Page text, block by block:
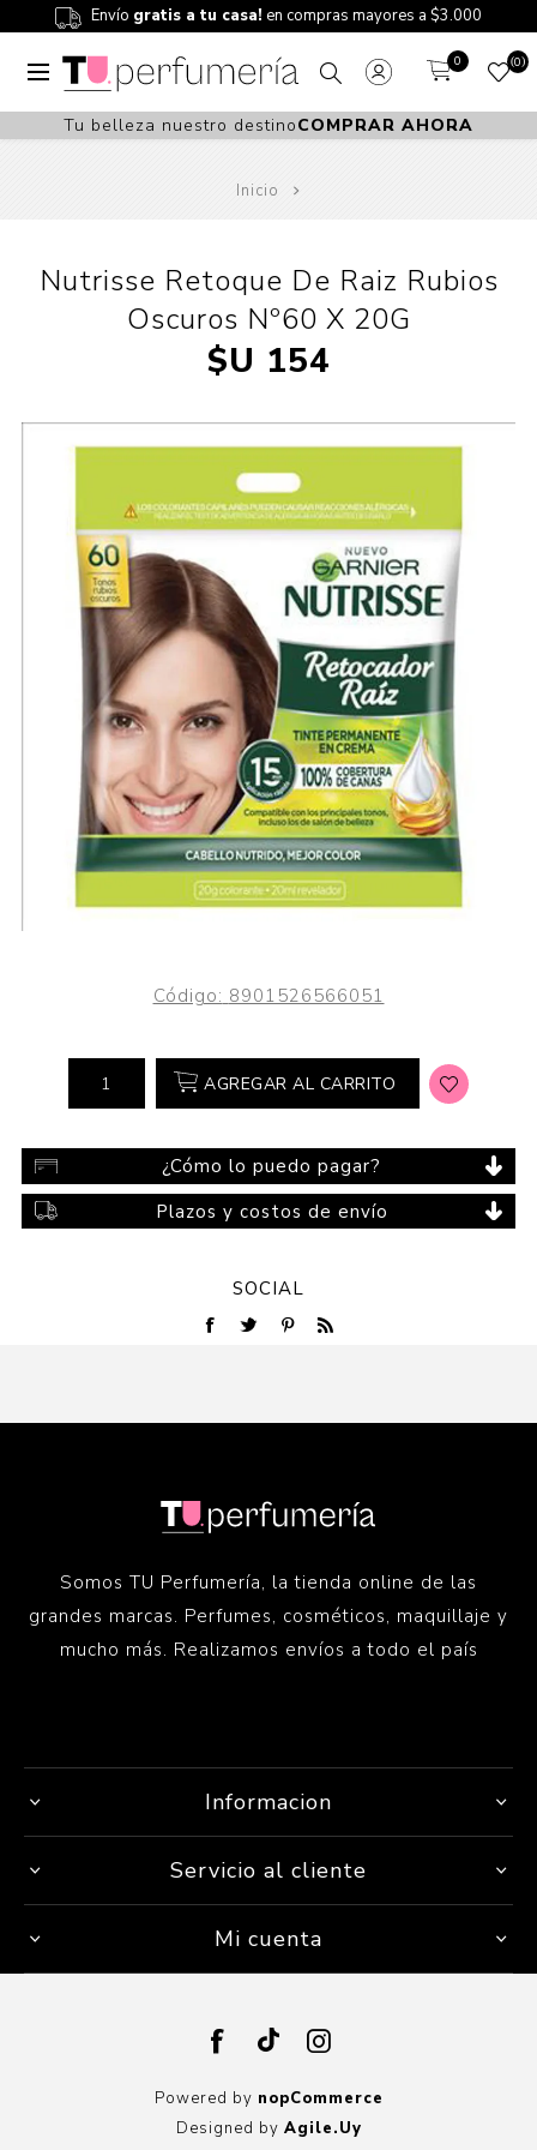
Envío gratis a tu casa! en compras mayores a $3.000
0 0
Tu belleza nuestro destinoCOMPRAR AHORA
Inicio
Nutrisse Retoque De Raiz Rubios
Oscuros Nº60 X 20G
$U 154
Código: 8901526566051
AGREGAR AL CARRITO
¿Cómo lo puedo pagar?
Plazos y costos de envío
SOCIAL
Somos TU Perfumería, la tienda online de las
grandes marcas. Perfumes, cosméticos, maquillaje y
mucho más. Realizamos envíos a todo el país
Informacion
Servicio al cliente
Mi cuenta
Powered by nopCommerce
Designed by Agile.Uy